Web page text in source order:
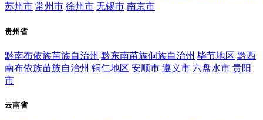
苏州市 常州市 徐州市 无锡市 南京市
贵州省
黔南布依族苗族自治州 黔东南苗族侗族自治州 毕节地区 黔西
南布依族苗族自治州 铜仁地区 安顺市 遵义市 六盘水市 贵阳
市
云南省